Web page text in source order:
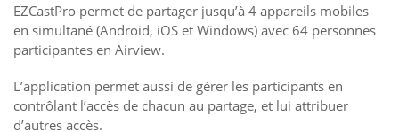
EZCastPro permet de partager jusqu’à 4 appareils mobiles
en simultané (Android, iOS et Windows) avec 64 personnes
participantes en Airview.
L’application permet aussi de gérer les participants en
contrôlant l’accès de chacun au partage, et lui attribuer
d’autres accès.